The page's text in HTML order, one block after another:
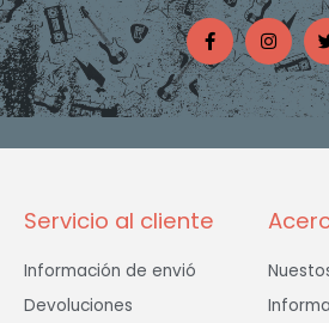
F
a
c
e
b
o
o
I
n
s
t
a
g
r
i
Servicio al cliente
Información de envió
Devoluciones